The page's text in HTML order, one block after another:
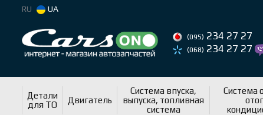
RU UA
(095) 234 27 27
(068) 234 27 27
Детали
для ТО
Двигатель
Система впуска,
выпуска, топливная
система
Система